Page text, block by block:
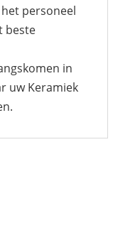
personeel
beste
in
uw Keramiek